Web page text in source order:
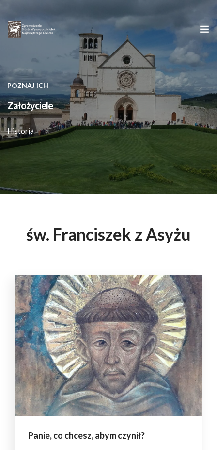
Strona główna
O nas
Oblicze Chrystusa
Młodym
Dzieła
POZNAJ ICH
Założyciele
Historia
św. Franciszek z Asyżu
Panie, co chcesz, abym czynił?